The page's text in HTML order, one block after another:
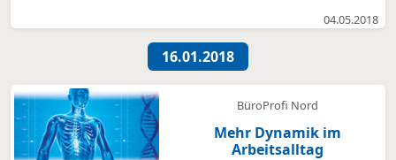
Ihre Produkte aus feinster belgischer Schokolade
vereinen den Genussfaktor mit dem Werbeeffekt und
heben sich v...
04.05.2018
16.01.2018
BüroProfi Nord
Mehr Dynamik im
Arbeitsalltag